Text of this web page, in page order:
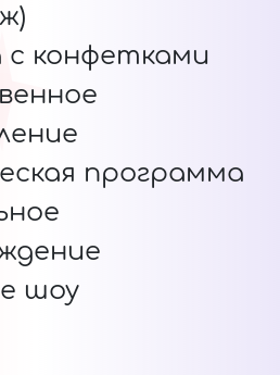
конфетками
программа
шоу